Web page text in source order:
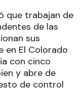
que trabajan de
de las
sus
en El Colorado
con cinco
y abre de
de control